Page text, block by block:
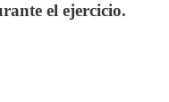
el ejercicio.